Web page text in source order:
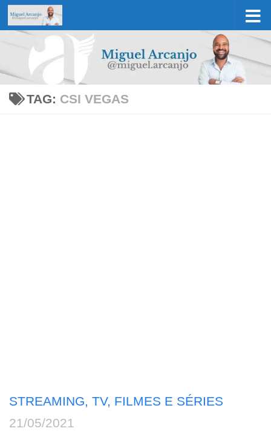
Skip to content
TAG: CSI VEGAS
STREAMING, TV, FILMES E SÉRIES
21/05/2021